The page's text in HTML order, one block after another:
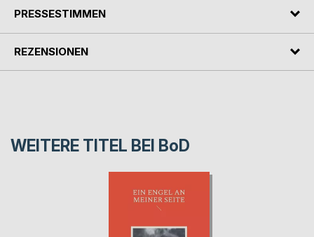
PRESSESTIMMEN
REZENSIONEN
WEITERE TITEL BEI BoD